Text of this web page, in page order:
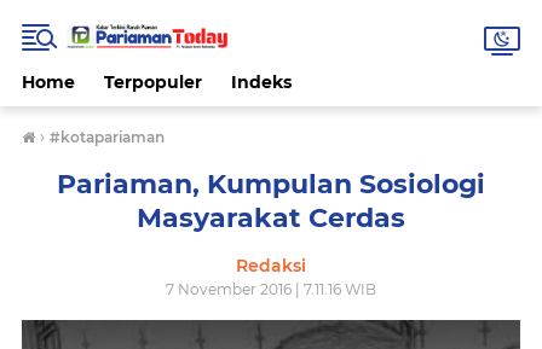
Home Terpopuler Indeks
› #kotapariaman
Pariaman, Kumpulan Sosiologi
Masyarakat Cerdas
Redaksi
7 November 2016 | 7.11.16 WIB